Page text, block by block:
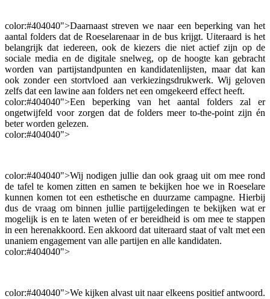
color:#404040">Daarnaast streven we naar een beperking van het
aantal folders dat de Roeselarenaar in de bus krijgt. Uiteraard is het
belangrijk dat iedereen, ook de kiezers die niet actief zijn op de
sociale media en de digitale snelweg, op de hoogte kan gebracht
worden van partijstandpunten en kandidatenlijsten, maar dat kan
ook zonder een stortvloed aan verkiezingsdrukwerk. Wij geloven
zelfs dat een lawine aan folders net een omgekeerd effect heeft.
color:#404040">Een beperking van het aantal folders zal er
ongetwijfeld voor zorgen dat de folders meer to-the-point zijn én
beter worden gelezen.
color:#404040">
color:#404040">Wij nodigen jullie dan ook graag uit om mee rond
de tafel te komen zitten en samen te bekijken hoe we in Roeselare
kunnen komen tot een esthetische en duurzame campagne. Hierbij
dus de vraag om binnen jullie partijgeledingen te bekijken wat er
mogelijk is en te laten weten of er bereidheid is om mee te stappen
in een herenakkoord. Een akkoord dat uiteraard staat of valt met een
unaniem engagement van alle partijen en alle kandidaten.
color:#404040">
color:#404040">We kijken alvast uit naar elkeens positief antwoord.